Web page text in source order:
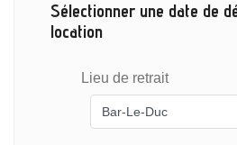
Sélectionner une date de
location
Lieu de retrait